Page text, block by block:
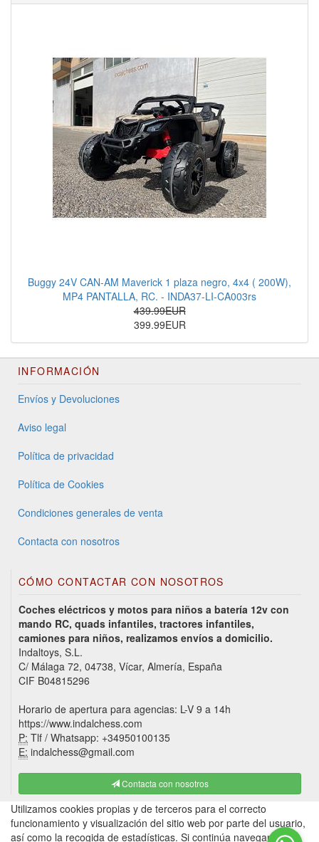
Buggy 24V CAN-AM Maverick 1 plaza negro, 4x4 ( 200W),
MP4 PANTALLA, RC. - INDA37-LI-CA003rs
439.99EUR
399.99EUR
INFORMACIÓN
Envíos y Devoluciones
Aviso legal
Política de privacidad
Política de Cookies
Condiciones generales de venta
Contacta con nosotros
CÓMO CONTACTAR CON NOSOTROS
Coches eléctricos y motos para niños a batería 12v con
mando RC, quads infantiles, tractores infantiles,
camiones para niños, realizamos envíos a domicilio.
Indaltoys, S.L.
C/ Málaga 72, 04738, Vícar, Almería, España
CIF B04815296
Horario de apertura para agencias: L-V 9 a 14h
https://www.indalchess.com
P: Tlf / Whatsapp: +34950100135
E: indalchess@gmail.com
Contacta con nosotros
Utilizamos cookies propias y de terceros para el correcto
funcionamiento y visualización del sitio web por parte del usuario,
así como la recogida de estadísticas. Si continúa navegando,